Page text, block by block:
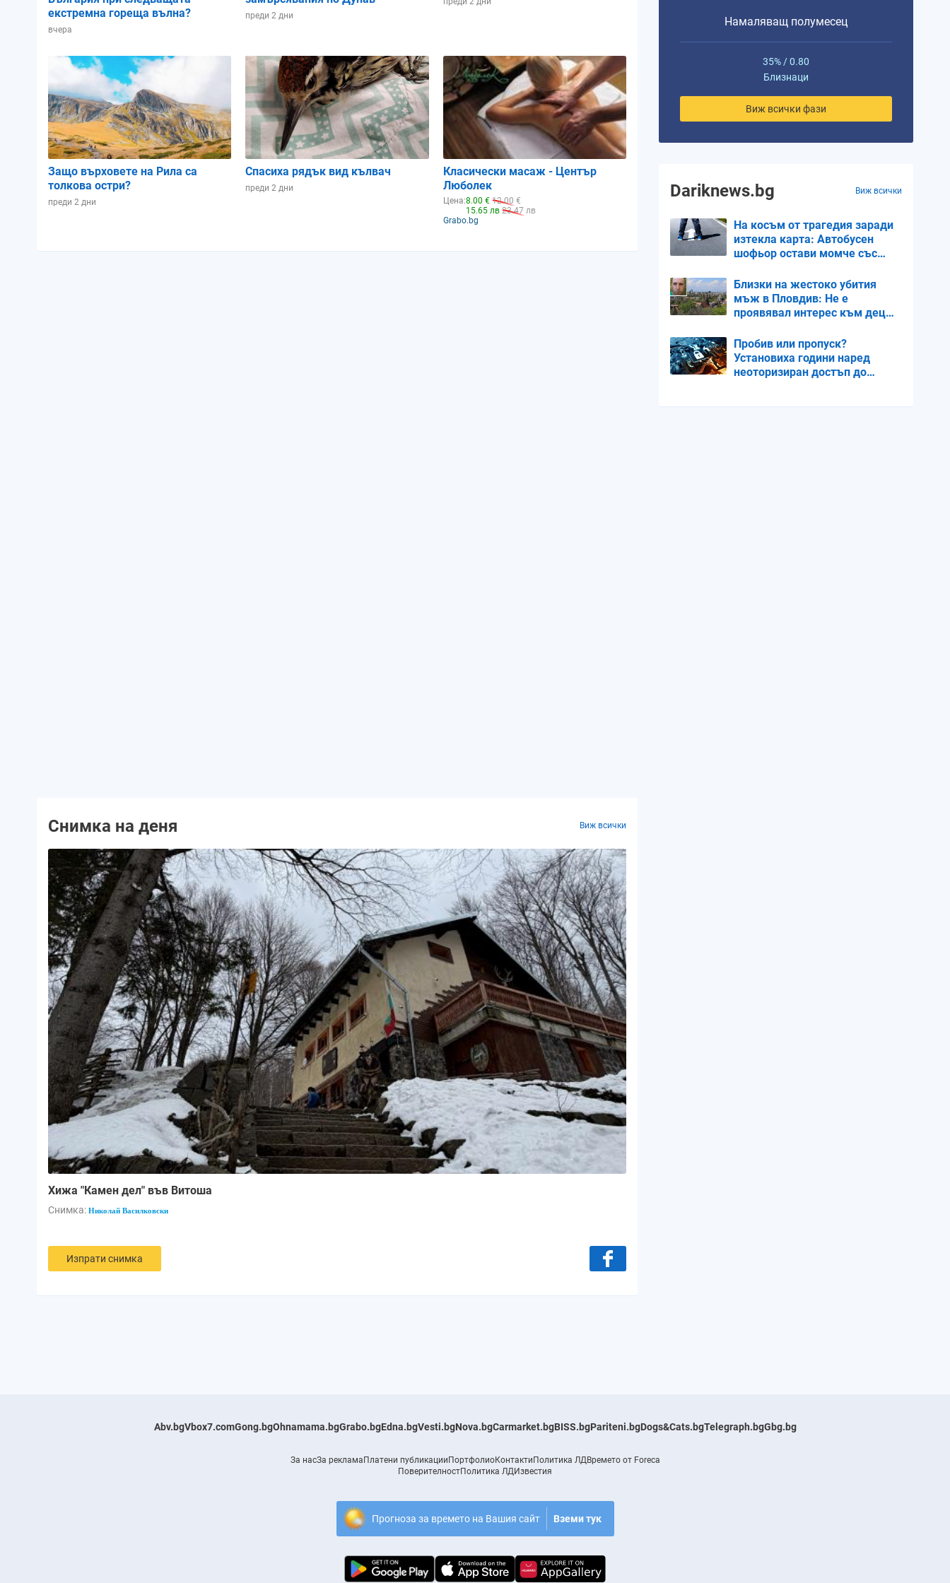
екстремна гореща вълна?
вчера
преди 2 дни
Защо върховете на Рила са
толкова остри?
преди 2 дни
Спасиха рядък вид кълвач
преди 2 дни
Класически масаж - Център
Люболек
Цена:8.00 € 12.00 €
15.65 лв 23.47 лв
Grabo.bg
Снимка на деня Виж всички
Хижа "Камен дел" във Витоша
Снимка: Николай Василковски
Изпрати снимка
Намаляващ полумесец
35% / 0.80
Близнаци
Виж всички фази
Dariknews.bg Виж всички
На косъм от трагедия заради
изтекла карта: Автобусен
шофьор остави момче със
пътя в жегата
Близки на жестоко убития
мъж в Пловдив: Не е
проявявал интерес към деца,
семейство
Пробив или пропуск?
Установиха години наред
неоторизиран достъп до
Abv.bgVbox7.comGong.bgOhnamama.bgGrabo.bgEdna.bgVesti.bgNova.bgCarmarket.bgBISS.bgPariteni.bgDogs&Cats.bgTelegraph.bgGbg.bg
За насЗа рекламаПлатени публикацииПортфолиоКонтактиПолитика ЛДВремето от Foreca
ПоверителностПолитика ЛДИзвестия
Прогноза за времето на Вашия сайт Вземи тук